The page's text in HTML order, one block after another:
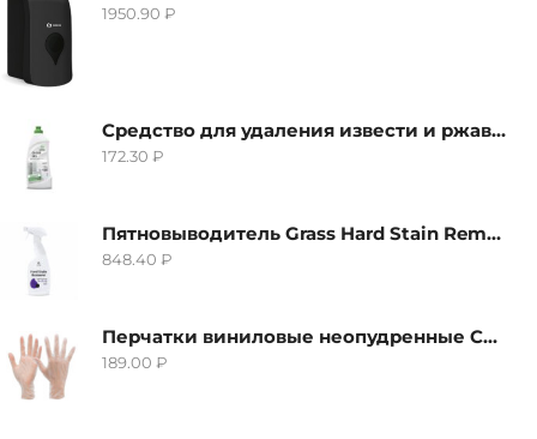
1950.90 ₽
Средство для удаления извести и ржавчины Grass Gloss-Gel, 500мл
172.30 ₽
Пятновыводитель Grass Hard Stain Remover, 600мл
848.40 ₽
Перчатки виниловые неопудренные CTP-BS, размер S
189.00 ₽